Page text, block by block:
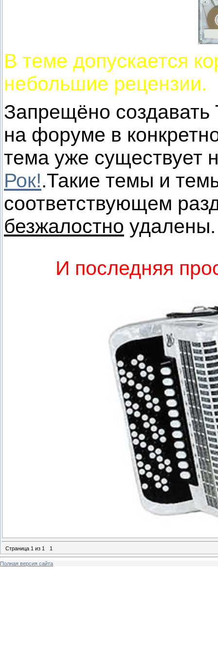
В теме допускается
небольшие рецензии.
Запрещёно
на форуме в
тема уже существует
Рок!.Такие темы и
соответствующем
безжалостно удалены.
И последняя
Страница 1 из 1 1
Полная версия сайта